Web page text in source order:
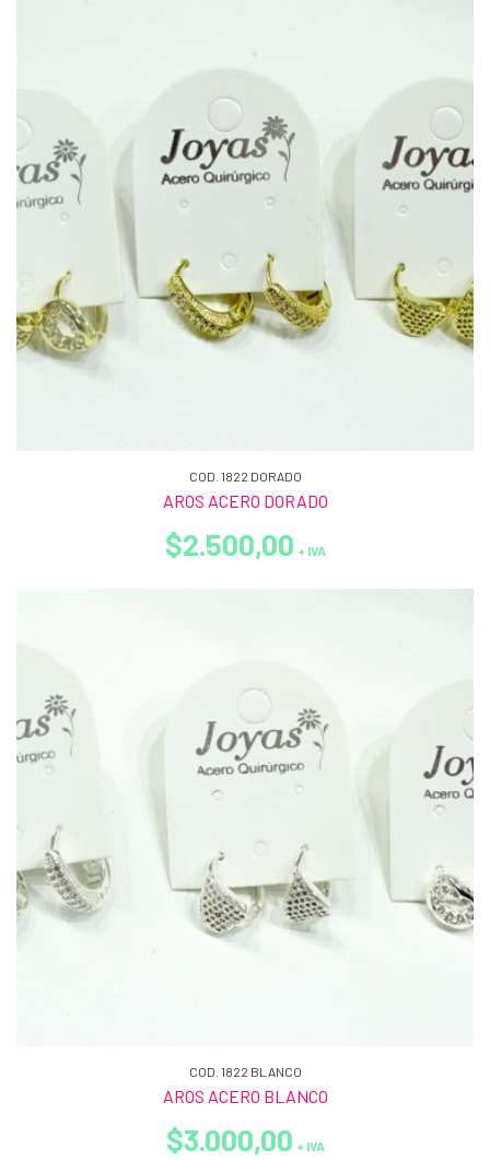
COD. 1822 DORADO
AROS ACERO DORADO
$2.500,00 + IVA
COD. 1822 BLANCO
AROS ACERO BLANCO
$3.000,00 + IVA